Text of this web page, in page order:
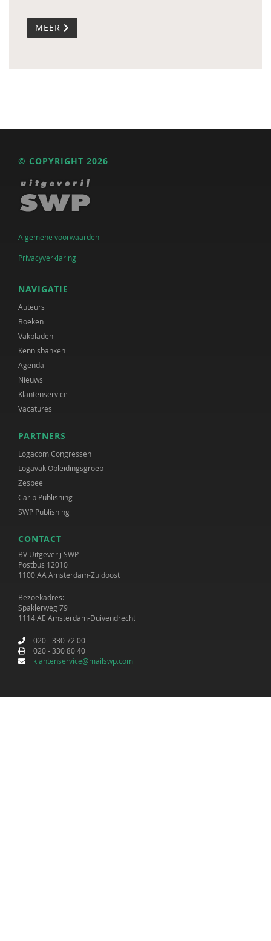
MEER
© COPYRIGHT 2026
Algemene voorwaarden
Privacyverklaring
NAVIGATIE
Auteurs
Boeken
Vakbladen
Kennisbanken
Agenda
Nieuws
Klantenservice
Vacatures
PARTNERS
Logacom Congressen
Logavak Opleidingsgroep
Zesbee
Carib Publishing
SWP Publishing
CONTACT
BV Uitgeverij SWP
Postbus 12010
1100 AA Amsterdam-Zuidoost
Bezoekadres:
Spaklerweg 79
1114 AE Amsterdam-Duivendrecht
020 - 330 72 00
020 - 330 80 40
klantenservice@mailswp.com